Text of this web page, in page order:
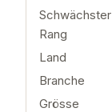
Schwächster
Rang
Land
Branche
Grösse